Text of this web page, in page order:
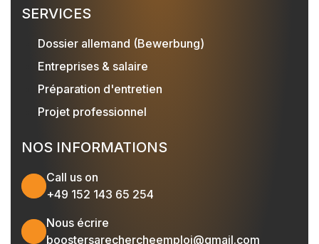
SERVICES
Dossier allemand (Bewerbung)
Entreprises & salaire
Préparation d'entretien
Projet professionnel
NOS INFORMATIONS
Call us on
+49 152 143 65 254
Nous écrire
boostersarechercheemploi@gmail.com